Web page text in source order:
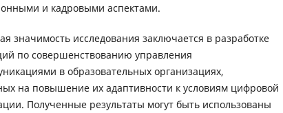
и кадровыми аспектами.
значимость исследования заключается в разработке
по совершенствованию управления
в образовательных организациях,
на повышение их адаптивности к условиям цифровой
Полученные результаты могут быть использованы